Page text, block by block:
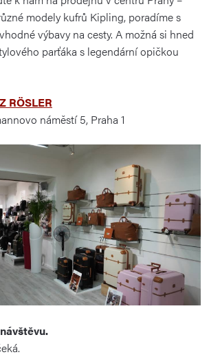
modely kufrů Kipling, poradíme s
výbavy na cesty. A možná si hned
parťáka s legendární opičkou
RÖSLER
náměstí 5, Praha 1